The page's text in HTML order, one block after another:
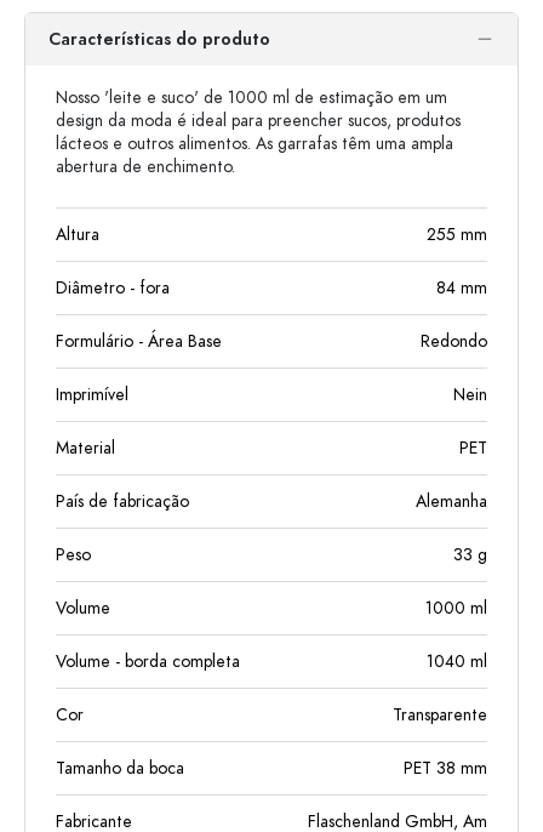
Características do produto
Nosso 'leite e suco' de 1000 ml de estimação em um
design da moda é ideal para preencher sucos, produtos
lácteos e outros alimentos. As garrafas têm uma ampla
abertura de enchimento.
Altura 255 mm
Diâmetro - fora 84 mm
Formulário - Área Base Redondo
Imprimível Nein
Material PET
País de fabricação Alemanha
Peso 33 g
Volume 1000 ml
Volume - borda completa 1040 ml
Cor Transparente
Tamanho da boca PET 38 mm
Fabricante Flaschenland GmbH, Am